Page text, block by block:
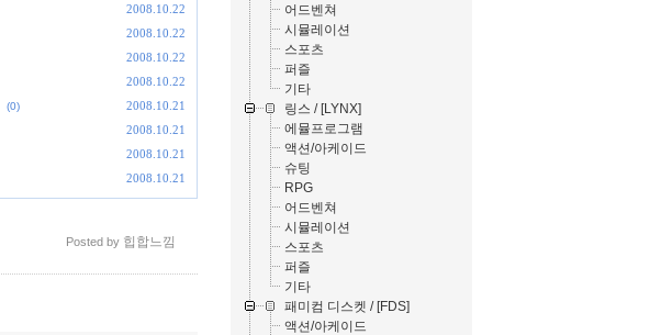
2008.10.22
2008.10.22
2008.10.22
2008.10.22
(0) 2008.10.21
2008.10.21
2008.10.21
2008.10.21
Posted by 힙합느낌
어드벤쳐
시뮬레이션
스포츠
퍼즐
기타
링스 / [LYNX]
에뮬프로그램
액션/아케이드
슈팅
RPG
어드벤쳐
시뮬레이션
스포츠
퍼즐
기타
패미컴 디스켓 / [FDS]
액션/아케이드